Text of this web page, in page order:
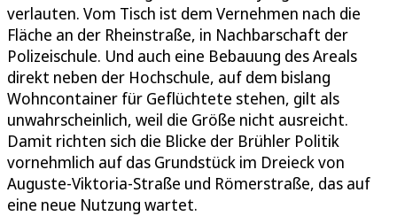
verlauten. Vom Tisch ist dem Vernehmen nach die
Fläche an der Rheinstraße, in Nachbarschaft der
Polizeischule. Und auch eine Bebauung des Areals
direkt neben der Hochschule, auf dem bislang
Wohncontainer für Geflüchtete stehen, gilt als
unwahrscheinlich, weil die Größe nicht ausreicht.
Damit richten sich die Blicke der Brühler Politik
vornehmlich auf das Grundstück im Dreieck von
Auguste-Viktoria-Straße und Römerstraße, das auf
eine neue Nutzung wartet.